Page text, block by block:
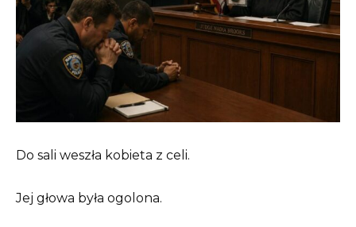
Do sali weszła kobieta z celi.
Jej głowa była ogolona.